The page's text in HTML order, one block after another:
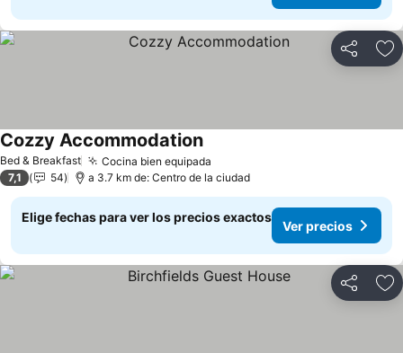
Compartir
Bed & Breakfast Cocina bien equipada
Cozzy Accommodation
7,1 54 a 3.7 km de: Centro de la ciudad
Elige fechas para ver los precios exactos
Ver precios
Compartir